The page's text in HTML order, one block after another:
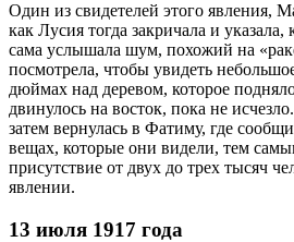
Один из свидетелей этого явления,
как Лусия тогда закричала и
сама услышала шум, похожий на
посмотрела, чтобы увидеть
дюймах над деревом, которое
двинулось на восток, пока не
затем вернулась в Фатиму, где
вещах, которые они видели, тем
присутствие от двух до трех тысяч
явлении.
13 июля 1917 года